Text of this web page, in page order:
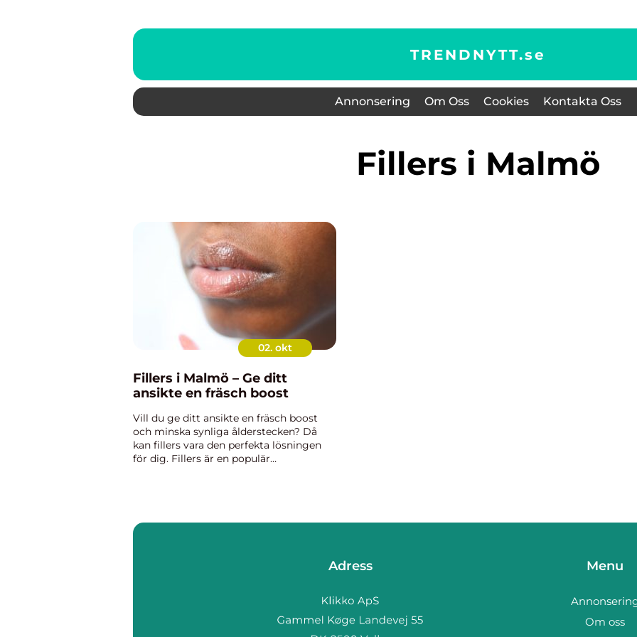
TRENDNYTT.se
Annonsering Om Oss Cookies Kontakta Oss
Fillers i Malmö
02. okt
Fillers i Malmö – Ge ditt
ansikte en fräsch boost
Vill du ge ditt ansikte en fräsch boost
och minska synliga ålderstecken? Då
kan fillers vara den perfekta lösningen
för dig. Fillers är en populär
Adress Menu
Om oss